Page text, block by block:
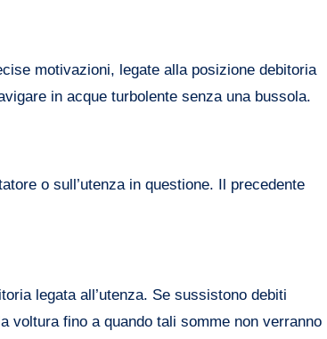
motivazioni, legate alla posizione debitoria
in acque turbolente senza una bussola.
o sull’utenza in questione. Il precedente
legata all’utenza. Se sussistono debiti
voltura fino a quando tali somme non verranno